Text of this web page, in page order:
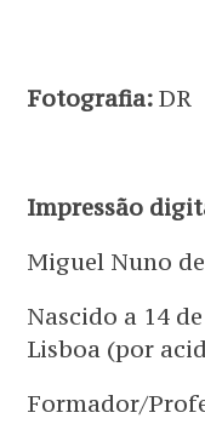
Fotografia: DR
Impressão
Miguel Nuno
Nascido a 14
Lisboa (por
Formador/